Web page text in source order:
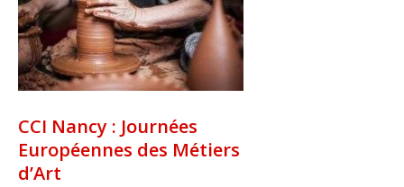
CCI Nancy : Journées
Européennes des Métiers
d’Art